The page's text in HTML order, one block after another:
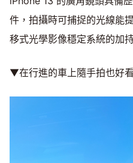
件，拍攝時可捕捉的光線能
移式光學影像穩定系統的加
▼在行進的車上隨手拍也好看